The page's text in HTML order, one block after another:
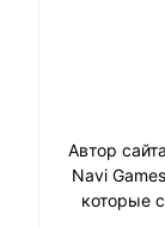
Автор
Navi
которые